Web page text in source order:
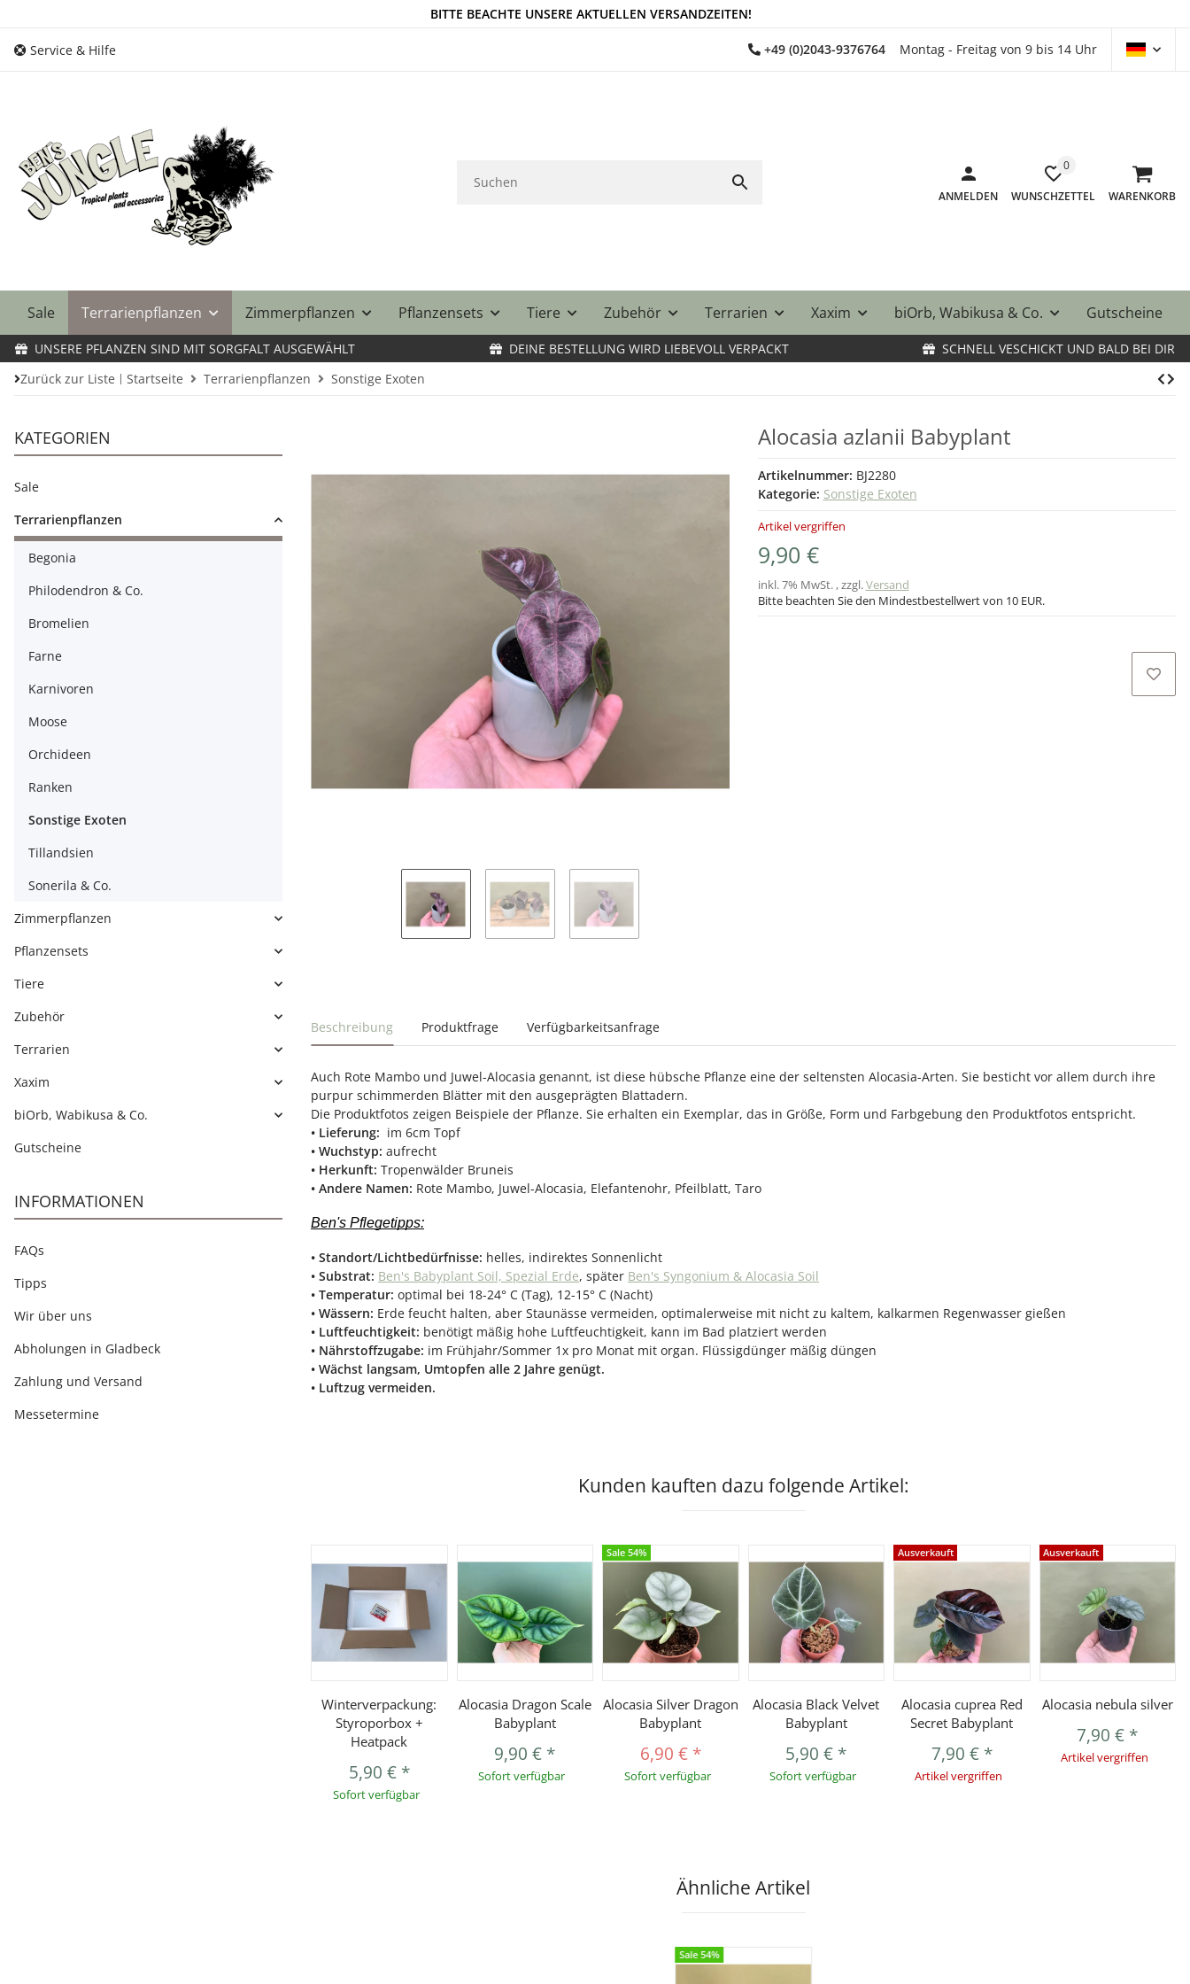
BITTE BEACHTE UNSERE AKTUELLEN VERSANDZEITEN!
Service & Hilfe +49 (0)2043-9376764 Montag - Freitag von 9 bis 14 Uhr
ANMELDEN
0
WUNSCHZETTEL WARENKORB
Sale Terrarienpflanzen Zimmerpflanzen Pflanzensets Tiere Zubehör Terrarien Xaxim biOrb, Wabikusa & Co. Gutscheine
UNSERE PFLANZEN SIND MIT SORGFALT AUSGEWÄHLT DEINE BESTELLUNG WIRD LIEBEVOLL VERPACKT
SCHNELL VESCHICKT UND BALD BEI DIR
Zurück zur Liste
Startseite Terrarienpflanzen Sonstige Exoten
Alocasia azlanii Babyplant
Artikelnummer: BJ2280
Kategorie: Sonstige Exoten
Artikel vergriffen
9,90 €
inkl. 7% MwSt. , zzgl.Versand
Bitte beachten Sie den Mindestbestellwert von 10 EUR.
weitere Registerkarten anzeigen
Beschreibung Produktfrage Verfügbarkeitsanfrage
Auch Rote Mambo und Juwel-Alocasia genannt, ist diese hübsche Pflanze eine der seltensten Alocasia-Arten. Sie besticht vor allem durch ihre
purpur schimmerden Blätter mit den ausgeprägten Blattadern.
Die Produktfotos zeigen Beispiele der Pflanze. Sie erhalten ein Exemplar, das in Größe, Form und Farbgebung den Produktfotos entspricht.
• Lieferung: im 6cm Topf
• Wuchstyp: aufrecht
• Herkunft: Tropenwälder Bruneis
• Andere Namen: Rote Mambo, Juwel-Alocasia, Elefantenohr, Pfeilblatt, Taro
Ben's Pflegetipps:
• Standort/Lichtbedürfnisse: helles, indirektes Sonnenlicht
• Substrat: Ben's Babyplant Soil, Spezial Erde, später Ben's Syngonium & Alocasia Soil
• Temperatur: optimal bei 18-24° C (Tag), 12-15° C (Nacht)
• Wässern: Erde feucht halten, aber Staunässe vermeiden, optimalerweise mit nicht zu kaltem, kalkarmen Regenwasser gießen
• Luftfeuchtigkeit: benötigt mäßig hohe Luftfeuchtigkeit, kann im Bad platziert werden
• Nährstoffzugabe: im Frühjahr/Sommer 1x pro Monat mit organ. Flüssigdünger mäßig düngen
• Wächst langsam, Umtopfen alle 2 Jahre genügt.
• Luftzug vermeiden.
Kunden kauften dazu folgende Artikel:
Winterverpackung:
Styroporbox +
Heatpack
5,90 € *
Sofort verfügbar
Alocasia Dragon Scale
Babyplant
9,90 € *
Sofort verfügbar
Sale 54%
Alocasia Silver Dragon
Babyplant
6,90 € *
Sofort verfügbar
Alocasia Black Velvet
Babyplant
5,90 € *
Sofort verfügbar
Ausverkauft
Alocasia cuprea Red
Secret Babyplant
7,90 € *
Artikel vergriffen
Ausverkauft
Alocasia nebula silver
7,90 € *
Artikel vergriffen
Ähnliche Artikel
Sale 54%
KATEGORIEN
Sale
Terrarienpflanzen
Begonia
Philodendron & Co.
Bromelien
Farne
Karnivoren
Moose
Orchideen
Ranken
Sonstige Exoten
Tillandsien
Sonerila & Co.
Zimmerpflanzen
Pflanzensets
Tiere
Zubehör
Terrarien
Xaxim
biOrb, Wabikusa & Co.
Gutscheine
INFORMATIONEN
FAQs
Tipps
Wir über uns
Abholungen in Gladbeck
Zahlung und Versand
Messetermine